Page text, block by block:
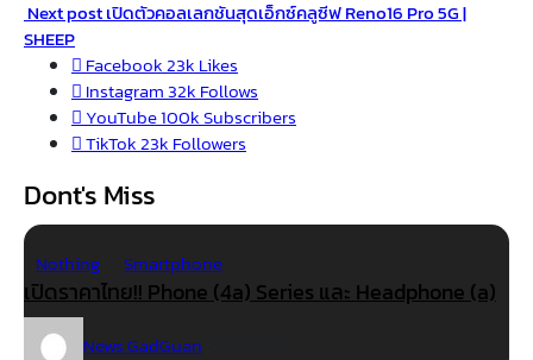
Next postเปิดตัวคอลเลกชันสุดเอ็กซ์คลูซีฟ Reno16 Pro 5G |
SHEEP
Facebook23k Likes
Instagram32k Follows
YouTube100kSubscribers
TikTok23k Followers
Dont's Miss
Nothing Smartphone
เปิดราคาไทย!! Phone (4a) Series และ Headphone (a)
News GadGuan